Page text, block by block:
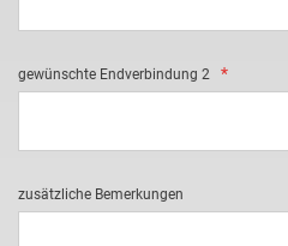
gewünschte Endverbindung 2
zusätzliche Bemerkungen